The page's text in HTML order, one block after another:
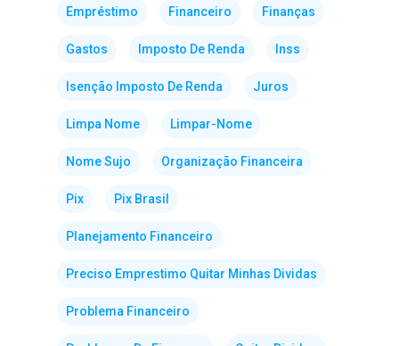
Empréstimo Financeiro Finanças
Gastos Imposto De Renda Inss
Isenção Imposto De Renda Juros
Limpa Nome Limpar-Nome
Nome Sujo Organização Financeira
Pix Pix Brasil
Planejamento Financeiro
Preciso Emprestimo Quitar Minhas Dividas
Problema Financeiro